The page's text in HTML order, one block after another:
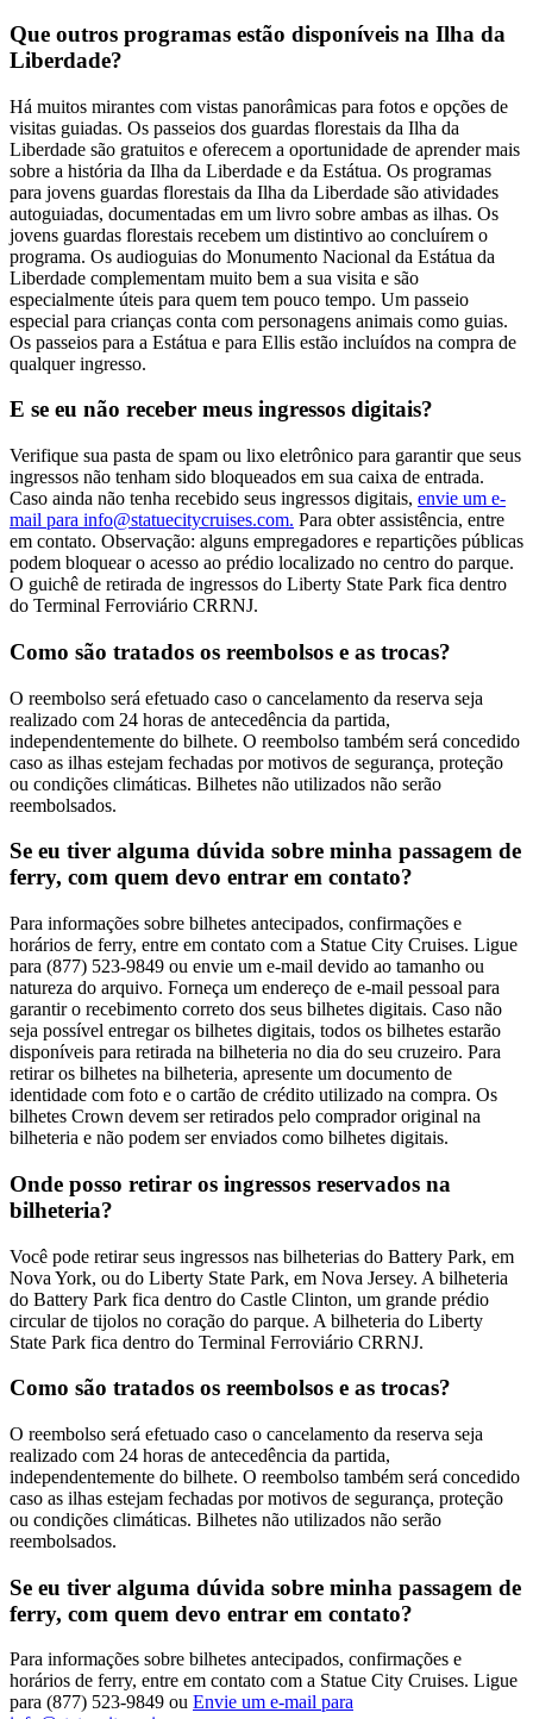
Que outros programas estão disponíveis na Ilha da
Liberdade?
Há muitos mirantes com vistas panorâmicas para fotos e opções de
visitas guiadas. Os passeios dos guardas florestais da Ilha da
Liberdade são gratuitos e oferecem a oportunidade de aprender mais
sobre a história da Ilha da Liberdade e da Estátua. Os programas
para jovens guardas florestais da Ilha da Liberdade são atividades
autoguiadas, documentadas em um livro sobre ambas as ilhas. Os
jovens guardas florestais recebem um distintivo ao concluírem o
programa. Os audioguias do Monumento Nacional da Estátua da
Liberdade complementam muito bem a sua visita e são
especialmente úteis para quem tem pouco tempo. Um passeio
especial para crianças conta com personagens animais como guias.
Os passeios para a Estátua e para Ellis estão incluídos na compra de
qualquer ingresso.
E se eu não receber meus ingressos digitais?
Verifique sua pasta de spam ou lixo eletrônico para garantir que seus
ingressos não tenham sido bloqueados em sua caixa de entrada.
Caso ainda não tenha recebido seus ingressos digitais, envie um e-
mail para info@statuecitycruises.com. Para obter assistência, entre
em contato. Observação: alguns empregadores e repartições públicas
podem bloquear o acesso ao prédio localizado no centro do parque.
O guichê de retirada de ingressos do Liberty State Park fica dentro
do Terminal Ferroviário CRRNJ.
Como são tratados os reembolsos e as trocas?
O reembolso será efetuado caso o cancelamento da reserva seja
realizado com 24 horas de antecedência da partida,
independentemente do bilhete. O reembolso também será concedido
caso as ilhas estejam fechadas por motivos de segurança, proteção
ou condições climáticas. Bilhetes não utilizados não serão
reembolsados.
Se eu tiver alguma dúvida sobre minha passagem de
ferry, com quem devo entrar em contato?
Para informações sobre bilhetes antecipados, confirmações e
horários de ferry, entre em contato com a Statue City Cruises. Ligue
para (877) 523-9849 ou envie um e-mail devido ao tamanho ou
natureza do arquivo. Forneça um endereço de e-mail pessoal para
garantir o recebimento correto dos seus bilhetes digitais. Caso não
seja possível entregar os bilhetes digitais, todos os bilhetes estarão
disponíveis para retirada na bilheteria no dia do seu cruzeiro. Para
retirar os bilhetes na bilheteria, apresente um documento de
identidade com foto e o cartão de crédito utilizado na compra. Os
bilhetes Crown devem ser retirados pelo comprador original na
bilheteria e não podem ser enviados como bilhetes digitais.
Onde posso retirar os ingressos reservados na
bilheteria?
Você pode retirar seus ingressos nas bilheterias do Battery Park, em
Nova York, ou do Liberty State Park, em Nova Jersey. A bilheteria
do Battery Park fica dentro do Castle Clinton, um grande prédio
circular de tijolos no coração do parque. A bilheteria do Liberty
State Park fica dentro do Terminal Ferroviário CRRNJ.
Como são tratados os reembolsos e as trocas?
O reembolso será efetuado caso o cancelamento da reserva seja
realizado com 24 horas de antecedência da partida,
independentemente do bilhete. O reembolso também será concedido
caso as ilhas estejam fechadas por motivos de segurança, proteção
ou condições climáticas. Bilhetes não utilizados não serão
reembolsados.
Se eu tiver alguma dúvida sobre minha passagem de
ferry, com quem devo entrar em contato?
Para informações sobre bilhetes antecipados, confirmações e
horários de ferry, entre em contato com a Statue City Cruises. Ligue
para (877) 523-9849 ou Envie um e-mail para